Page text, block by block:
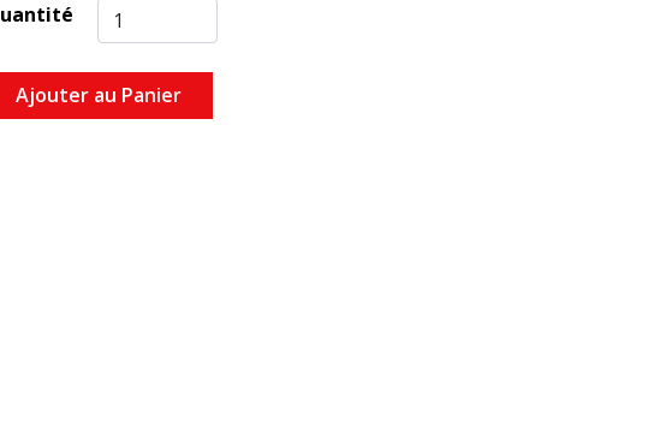
Ajouter au Panier